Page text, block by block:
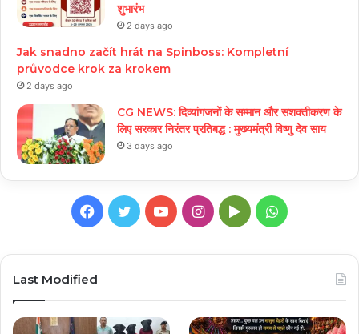
शुभारंभ
2 days ago
Jak snadno začít hrát na Spinboss: Kompletní
průvodce krok za krokem
2 days ago
CG NEWS: दिव्यांगजनों के सम्मान और सशक्तीकरण के
लिए सरकार निरंतर प्रतिबद्ध : मुख्यमंत्री विष्णु देव साय
3 days ago
Facebook
TwitterYouTubeInstagram
GoogleWhatsApp
Last Modified